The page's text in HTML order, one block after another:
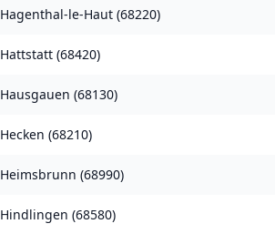
Hagenthal-le-Haut (68220)
Hattstatt (68420)
Hausgauen (68130)
Hecken (68210)
Heimsbrunn (68990)
Hindlingen (68580)